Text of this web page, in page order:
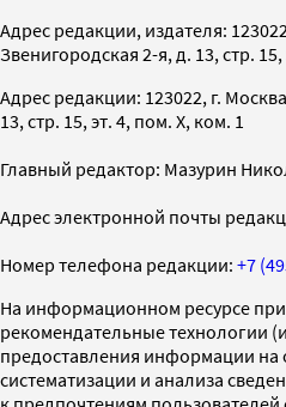
Адрес редакции, издателя:
Звенигородская 2-я, д. 13, стр. 15,
Адрес редакции: 123022, г.
13, стр. 15, эт. 4, пом. X, ком. 1
Главный редактор: Мазурин
Адрес электронной почты
Номер телефона редакции: +7
На информационном ресурсе
рекомендательные технологии
предоставления информации на
систематизации и анализа